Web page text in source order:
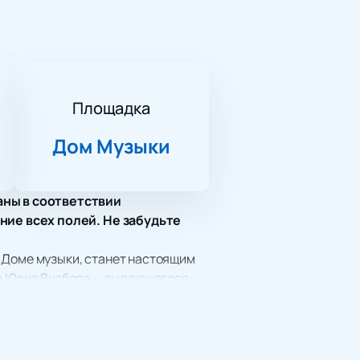
Площадка
Дом Музыки
в соответствии
всех полей. Не забудьте
музыки, станет настоящим
Юрия Визбора — выдающегося
в истории авторской песни и